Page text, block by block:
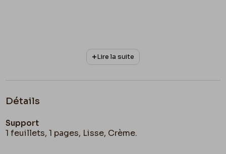
Lire la suite
Détails
Support
1 feuillets, 1 pages, Lisse, Crème.